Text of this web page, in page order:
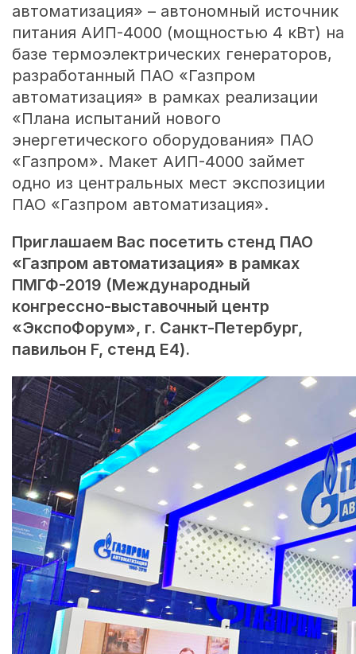
автоматизация» – автономный источник
питания АИП-4000 (мощностью 4 кВт) на
базе термоэлектрических генераторов,
разработанный ПАО «Газпром
автоматизация» в рамках реализации
«Плана испытаний нового
энергетического оборудования» ПАО
«Газпром». Макет АИП-4000 займет
одно из центральных мест экспозиции
ПАО «Газпром автоматизация».
Приглашаем Вас посетить стенд ПАО
«Газпром автоматизация» в рамках
ПМГФ-2019 (Международный
конгрессно-выставочный центр
«ЭкспоФорум», г. Санкт-Петербург,
павильон F, стенд E4).